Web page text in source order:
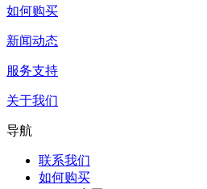
如何购买
新闻动态
服务支持
关于我们
导航
联系我们
如何购买